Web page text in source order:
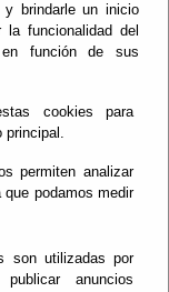
brindarle un inicio
funcionalidad del
en función de sus
cookies para
principal.
permiten analizar
podamos medir
son utilizadas por
anuncios
Almería
08/01/2025